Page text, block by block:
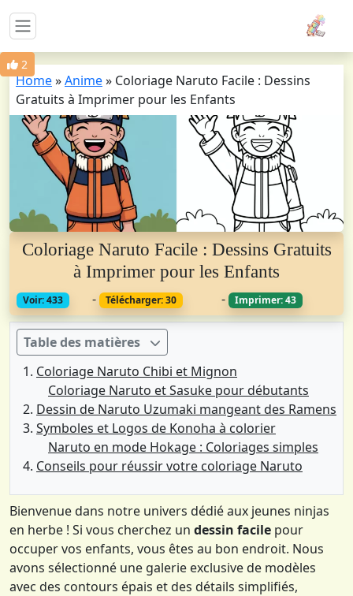
2
Home»Anime» Coloriage Naruto Facile : Dessins
Gratuits à Imprimer pour les Enfants
Coloriage Naruto Facile : Dessins Gratuits
à Imprimer pour les Enfants
Voir: 433 - Télécharger: 30 - Imprimer: 43
Table des matières
Coloriage Naruto Chibi et Mignon
Coloriage Naruto et Sasuke pour débutants
Dessin de Naruto Uzumaki mangeant des Ramens
Symboles et Logos de Konoha à colorier
Naruto en mode Hokage : Coloriages simples
Conseils pour réussir votre coloriage Naruto
Bienvenue dans notre univers dédié aux jeunes ninjas
en herbe ! Si vous cherchez un dessin facile pour
occuper vos enfants, vous êtes au bon endroit. Nous
avons sélectionné une galerie exclusive de modèles
avec des contours épais et des détails simplifiés,